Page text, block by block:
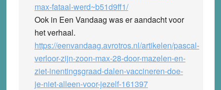
max-fataal-werd~b51d9ff1/
Ook in Een Vandaag was er aandacht voor
het verhaal.
https://eenvandaag.avrotros.nl/artikelen/pascal-
verloor-zijn-zoon-max-28-door-mazelen-en-
ziet-inentingsgraad-dalen-vaccineren-doe-
je-niet-alleen-voor-jezelf-161397